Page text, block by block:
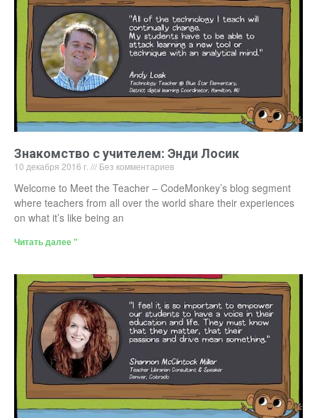
Знакомство с учителем: Энди Лосик
10 декабря 2016 г. Без комментариев
Welcome to Meet the Teacher – CodeMonkey’s blog segment
where teachers from all over the world share their experiences
on what it’s like being an
Читать далее "